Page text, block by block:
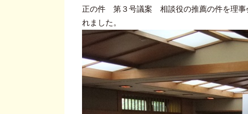
正の件 第３号議案 相談役の推薦の件を理事
れました。